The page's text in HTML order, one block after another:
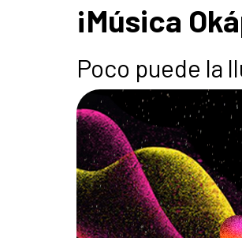
¡Música
Poco puede la